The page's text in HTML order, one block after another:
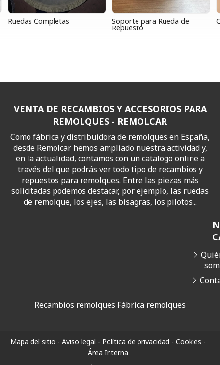
Ruedas Completas Soporte para Rueda de
Repuesto
VENTA DE RECAMBIOS Y ACCESORIOS PARA
REMOLQUES - REMOLCAR
Como fábrica y distribuidora de remolques en España,
desde Remolcar hemos ampliado nuestra actividad y,
en la actualidad, contamos con un catálogo online a
través del que podrás ver todo tipo de recambios y
repuestos para remolques. Entre las piezas más
solicitadas podemos destacar, por ejemplo, las ruedas
de remolque, los ejes, las bisagras, los pilotos...
Recambios remolques Fábrica remolques
Mapa del sitio - Aviso legal - Política de privacidad - Cookies -
Área Interna